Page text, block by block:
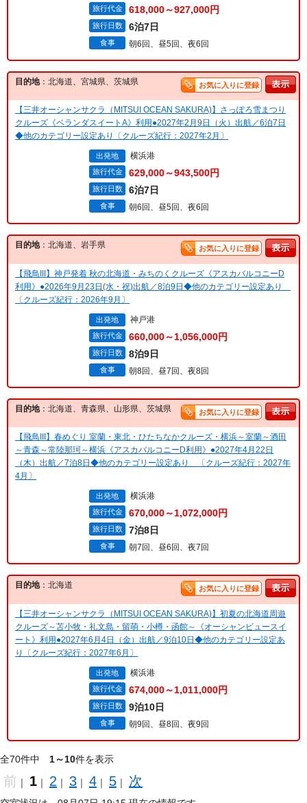
旅行代金 618,000～927,000円
旅行日数 6泊7日
食事 朝6回、昼5回、夜6回
目的地：北海道、宮城県、茨城県 お気に入りに登録
【三井オーシャンサクラ（MITSUI OCEAN SAKURA)】さっぽろ雪まつり
クルーズ《ベランダスイートA》利用●2027年2月9日（火）出航／6泊7日
◆他のカテゴリー設定あり〔クルーズ紀行：2027年2月〕
出発地 横浜港
旅行代金 629,000～943,500円
旅行日数 6泊7日
食事 朝6回、昼5回、夜6回
目的地：北海道、岩手県 お気に入りに登録
【飛鳥III】神戸発着 秋の北海道・みちのくクルーズ《アスカバルコニーD
利用》●2026年9月23日(水・祝)出航／8泊9日◆他のカテゴリー設定あり
〔クルーズ紀行：2026年9月〕
出発地 神戸港
旅行代金 660,000～1,056,000円
旅行日数 8泊9日
食事 朝8回、昼7回、夜8回
目的地：北海道、青森県、山形県、茨城県 お気に入りに登録
【飛鳥III】春めぐり 室蘭・東北・ひたちなかクルーズ・横浜～室蘭～酒田
～青森～常陸那珂～横浜《アスカバルコニーD利用》●2027年4月22日
（木）出航／7泊8日◆他のカテゴリー設定あり 〔クルーズ紀行：2027年
4月〕
出発地 横浜港
旅行代金 670,000～1,072,000円
旅行日数 7泊8日
食事 朝7回、昼6回、夜7回
目的地：北海道 お気に入りに登録
【三井オーシャンサクラ（MITSUI OCEAN SAKURA)】初夏の北海道周遊
クルーズ～苫小牧・礼文島・留萌・小樽・函館～《オーシャンビュースイ
ート》利用●2027年6月4日（金）出航／9泊10日◆他のカテゴリー設定あ
り〔クルーズ紀行：2027年6月〕
出発地 横浜港
旅行代金 674,000～1,011,000円
旅行日数 9泊10日
食事 朝9回、昼8回、夜9回
全70件中 1～10件を表示
前 ｜ 1 ｜ 2 ｜ 3 ｜ 4 ｜ 5 ｜ 次